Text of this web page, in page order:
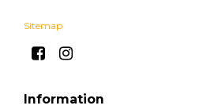
Sitemap
Information